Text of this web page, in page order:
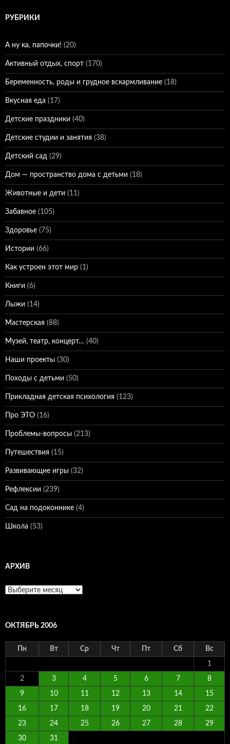
РУБРИКИ
А ну ка, папочки! (20)
Активный отдых, спорт (170)
Беременность, роды и грудное вскармливание (18)
Вкусная еда (17)
Детские праздники (40)
Детские студии и занятия (38)
Детский сад (29)
Дом — пространство дома с детьми (18)
Животные и дети (11)
Забавное (105)
Здоровье (75)
Истории (66)
Как устроен этот мир (1)
Книги (6)
Лыжи (14)
Мастерская (88)
Музей, театр, концерт… (40)
Наши проекты (30)
Походы с детьми (50)
Прикладная детская психология (123)
Про ЭТО (16)
Проблемы-вопросы (213)
Путешествия (15)
Развивающие игры (32)
Рефлексии (239)
Сад на подоконнике (4)
Школа (53)
АРХИВ
Архив
ОКТЯБРЬ 2006
Пн Вт Ср Чт Пт Сб Вс
1
2 3 4 5 6 7 8
9 10 11 12 13 14 15
16 17 18 19 20 21 22
23 24 25 26 27 28 29
30 31